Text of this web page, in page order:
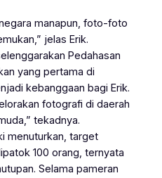
manapun, foto-foto
jelas Erik.
Pedahasan
yang pertama di
kebanggaan bagi Erik.
fotografi di daerah
tekadnya.
menuturkan, target
100 orang, ternyata
Selama pameran